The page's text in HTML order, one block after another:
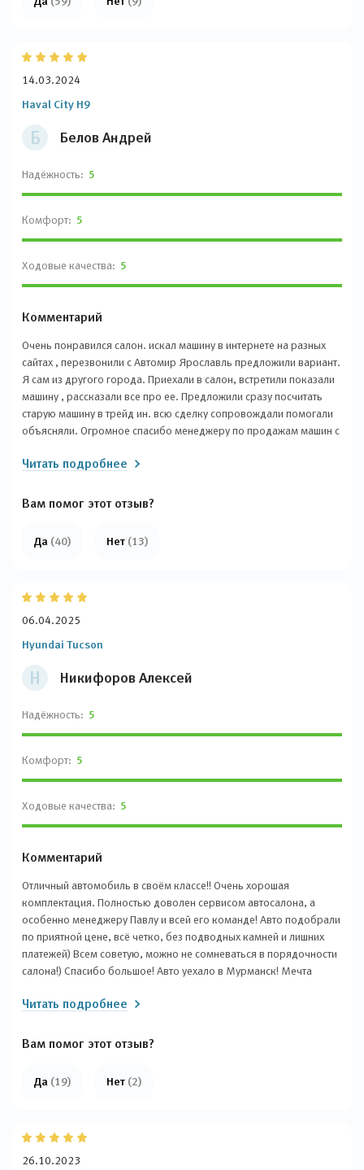
Б Белов Андрей
Haval City H9
14.03.2024
Надёжность: 5
Комфорт: 5
Ходовые качества: 5
Комментарий
Очень понравился салон. искал машину в интернете на разных
сайтах , перезвонили с Автомир Ярославль предложили вариант.
Я сам из другого города. Приехали в салон, встретили показали
машину , рассказали все про ее. Предложили сразу посчитать
старую машину в трейд ин. всю сделку сопровождали помогали
объясняли. Огромное спасибо менеджеру по продажам машин с
интересующую машину. помог с оценкой старой машины и
Читать подробнее
Вам помог этот отзыв?
Да (40) Нет (13)
Н Никифоров Алексей
Hyundai Tucson
06.04.2025
Надёжность: 5
Комфорт: 5
Ходовые качества: 5
Комментарий
Отличный автомобиль в своём классе!! Очень хорошая
комплектация. Полностью доволен сервисом автосалона, а
особенно менеджеру Павлу и всей его команде! Авто подобрали
по приятной цене, всё четко, без подводных камней и лишних
платежей) Всем советую, можно не сомневаться в порядочности
салона!) Спасибо большое! Авто уехало в Мурманск! Мечта
Читать подробнее
Вам помог этот отзыв?
Да (19) Нет (2)
26.10.2023